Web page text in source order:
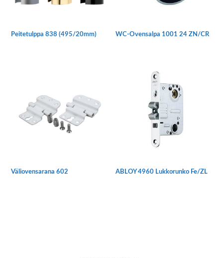
Peitetulppa 838 (495/20mm)
tehdä
valinnat
WC-Ovensalpa 1001 24 ZN/CR
Väliovensarana 602 ABLOY 4960 Lukkorunko Fe/ZL